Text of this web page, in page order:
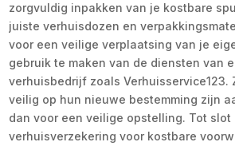
zorgvuldig inpakken van je kostbare
juiste verhuisdozen en
voor een veilige verplaatsing van je
gebruik te maken van de diensten van
verhuisbedrijf zoals Verhuisservice123.
veilig op hun nieuwe bestemming zijn
dan voor een veilige opstelling. Tot slot
verhuisverzekering voor kostbare